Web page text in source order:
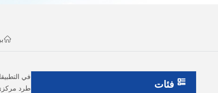
فئات
في
طرد